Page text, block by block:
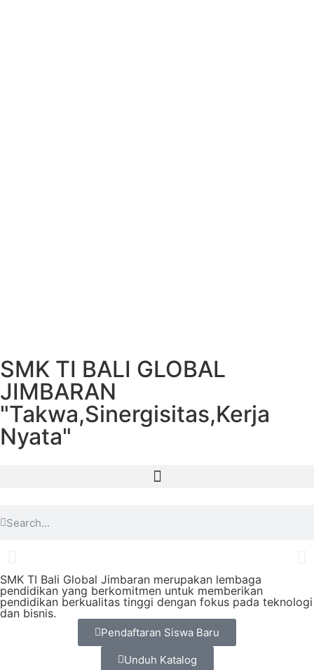
SMK TI BALI GLOBAL
JIMBARAN
"Takwa,Sinergisitas,Kerja
Nyata"
SMK TI Bali Global Jimbaran merupakan lembaga
pendidikan yang berkomitmen untuk memberikan
pendidikan berkualitas tinggi dengan fokus pada teknologi
dan bisnis.
Pendaftaran Siswa Baru
Unduh Katalog